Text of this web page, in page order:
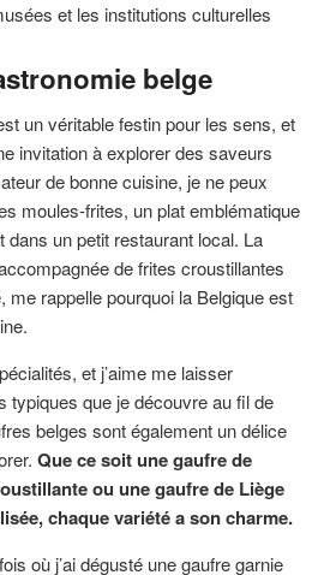
et les institutions culturelles
belge
un véritable festin pour les sens, et
invitation à explorer des saveurs
de bonne cuisine, je ne peux
moules-frites, un plat emblématique
dans un petit restaurant local. La
de frites croustillantes
me rappelle pourquoi la Belgique est
et j’aime me laisser
typiques que je découvre au fil de
belges sont également un délice
Que ce soit une gaufre de
ou une gaufre de Liège
chaque variété a son charme.
où j’ai dégusté une gaufre garnie